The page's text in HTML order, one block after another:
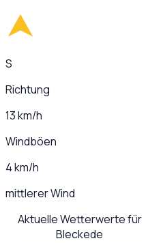
S
Richtung
13 km/h
Windböen
4 km/h
mittlerer Wind
Aktuelle Wetterwerte für
Bleckede